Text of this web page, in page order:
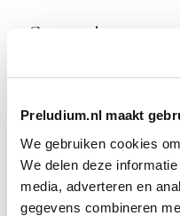
Preludium.nl maakt
We gebruiken cookies
We delen deze
media, adverteren en
gegevens combineren
Geen resultaten